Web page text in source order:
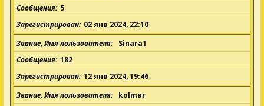
Сообщения 5
Зарегистрирован 02 янв 2024, 22:10
Звание, Имя пользователя
Sinara1
Сообщения 182
Зарегистрирован 12 янв 2024, 19:46
Звание, Имя пользователя
kolmar